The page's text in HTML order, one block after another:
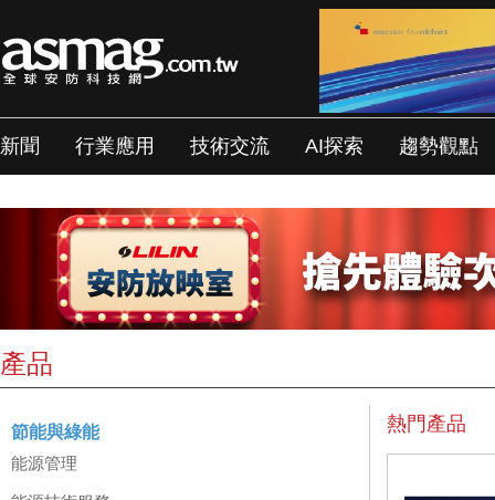
新聞 行業應用 技術交流 AI探索 趨勢觀點
產品
節能與綠能
能源管理
熱門產品